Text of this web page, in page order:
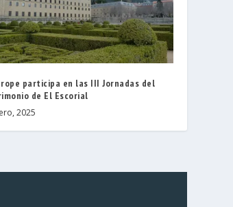
participa en las III Jornadas del
de El Escorial
2025